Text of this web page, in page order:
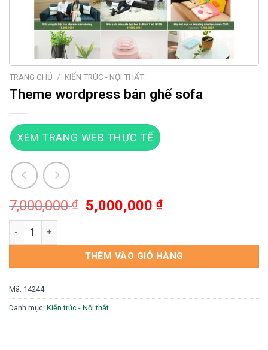
TRANG CHỦ / KIẾN TRÚC - NỘI THẤT
Theme wordpress bán ghế sofa
XEM TRANG WEB THỰC TẾ
7,000,000₫
Giá
7,000,000 ₫.
5,000,000₫Giá
là:
5,000,000 ₫.
Theme wordpress bán ghế sofa số lượng
THÊM VÀO GIỎ HÀNG
Mã: 14244
Danh mục: Kiến trúc - Nội thất